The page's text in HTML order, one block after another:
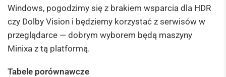
Windows, pogodzimy się z brakiem wsparcia dla HDR
czy Dolby Vision i będziemy korzystać z serwisów w
przeglądarce — dobrym wyborem będą maszyny
Minixa z tą platformą.
Tabele porównawcze